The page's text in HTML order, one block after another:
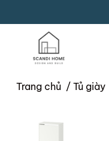
Trang chủ / Tủ giày